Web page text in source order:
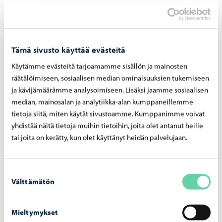
Tämä sivusto käyttää evästeitä
Käytämme evästeitä tarjoamamme sisällön ja mainosten
räätälöimiseen, sosiaalisen median ominaisuuksien tukemiseen
ja kävijämäärämme analysoimiseen. Lisäksi jaamme sosiaalisen
median, mainosalan ja analytiikka-alan kumppaneillemme
tietoja siitä, miten käytät sivustoamme. Kumppanimme voivat
yhdistää näitä tietoja muihin tietoihin, joita olet antanut heille
tai joita on kerätty, kun olet käyttänyt heidän palvelujaan.
valinta
Välttämätön
Mieltymykset
Voimassa olevan luvan mukaan Rudus Oy voi murskata
olevaa louhetta ja ottaa tämän lisäksi vastaan muualta
tuotavaa ylijäämälouhetta murskattavaksi vuosittain 5000
tonnia. Muutoshakemuksessa louhetta saisi vastaanottaa
murskattavaksi myös viereiseltä kiinteistöltä 638-440-10-
19. Murskausmääriin ei haeta muutosta.
Lupa- ja valvontalautakunta päätti hyväksyä muutoksen.
Muut lautakunnan päätökset olivat esitysten mukaisia ja